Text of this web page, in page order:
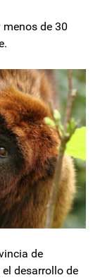
de 30
de
desarrollo de